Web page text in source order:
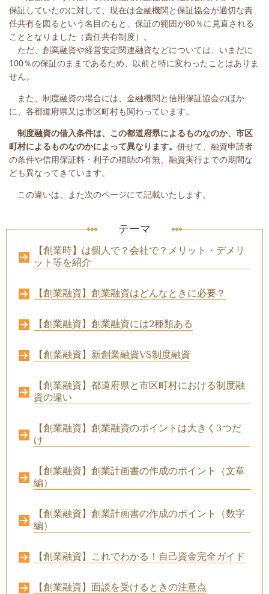
保証していたのに対して、現在は金融機関と保証協会が適切な責
任共有を図るという名目のもと、保証の範囲が80％に見直される
こととなりました（責任共有制度）。
ただ、創業融資や経営安定関連融資などについては、いまだに
100％の保証のままであるため、以前と特に変わったことはありま
せん。
また、制度融資の場合には、金融機関と信用保証協会のほか
に、各都道府県又は市区町村も関わっています。
制度融資の借入条件は、この都道府県によるものなのか、市区
町村によるものなのかによって異なります。 併せて、融資申請者
の条件や信用保証料・利子の補助の有無、融資実行までの期間な
ども異なってきています。
この違いは、また次のページにて記載いたします。
テーマ
【創業時】は個人で？会社で？メリット・デメリ
ット等を紹介
【創業融資】創業融資はどんなときに必要？
【創業融資】創業融資には2種類ある
【創業融資】新創業融資VS制度融資
【創業融資】都道府県と市区町村における制度融
資の違い
【創業融資】創業融資のポイントは大きく3つだ
け
【創業融資】創業計画書の作成のポイント（文章
編）
【創業融資】創業計画書の作成のポイント（数字
編）
【創業融資】これでわかる！自己資金完全ガイド
【創業融資】面談を受けるときの注意点